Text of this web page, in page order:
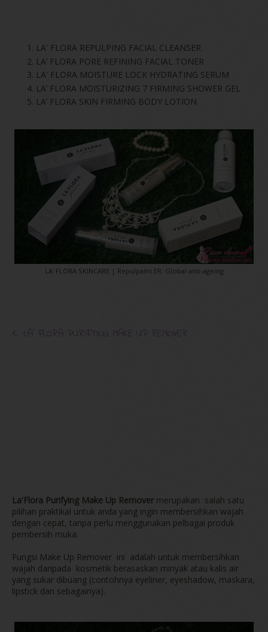
LA' FLORA REPULPING FACIAL CLEANSER
LA’ FLORA PORE REFINING FACIAL TONER
LA' FLORA MOISTURE LOCK HYDRATING SERUM
LA’ FLORA MOISTURIZING 7 FIRMING SHOWER GEL
LA’ FLORA SKIN FIRMING BODY LOTION
LA' FLORA SKINCARE | Repulpami ER. Global anti-ageing
1. LA' FLORA PURIFYING MAKE UP REMOVER
La'Flora Purifying Make Up Removermerupakan salah satu
pilihan praktikal untuk anda yang ingin membersihkan wajah
dengan cepat, tanpa perlu menggunakan pelbagai produk
pembersih muka.
Fungsi Make Up Remover ini adalah untuk membersihkan
wajah daripada kosmetik berasaskan minyak atau kalis air
yang sukar dibuang (contohnya eyeliner, eyeshadow, maskara,
lipstick dan sebagainya).